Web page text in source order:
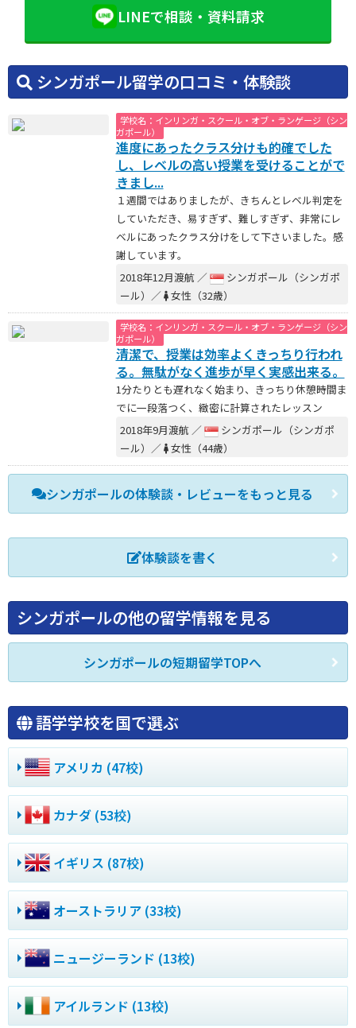
LINEで相談・資料請求
シンガポール留学の口コミ・体験談
学校名：インリンガ・スクール・オブ・ランゲージ（シン
ガポール）
進度にあったクラス分けも的確でした
し、レベルの高い授業を受けることがで
きまし...
１週間ではありましたが、きちんとレベル判定を
していただき、易すぎず、難しすぎず、非常にレ
ベルにあったクラス分けをして下さいました。感
謝しています。
2018年12月渡航 ／
シンガポール（シンガポ
ール）／ 女性（32歳）
学校名：インリンガ・スクール・オブ・ランゲージ（シン
ガポール）
清潔で、授業は効率よくきっちり行われ
る。無駄がなく進歩が早く実感出来る。
1分たりとも遅れなく始まり、きっちり休憩時間ま
でに一段落つく、緻密に計算されたレッスン
2018年9月渡航 ／
シンガポール（シンガポ
ール）／ 女性（44歳）
シンガポールの体験談・レビューをもっと見る
体験談を書く
シンガポールの他の留学情報を見る
シンガポールの短期留学TOPへ
語学学校を国で選ぶ
アメリカ (47校)
カナダ (53校)
イギリス (87校)
オーストラリア (33校)
ニュージーランド (13校)
アイルランド (13校)